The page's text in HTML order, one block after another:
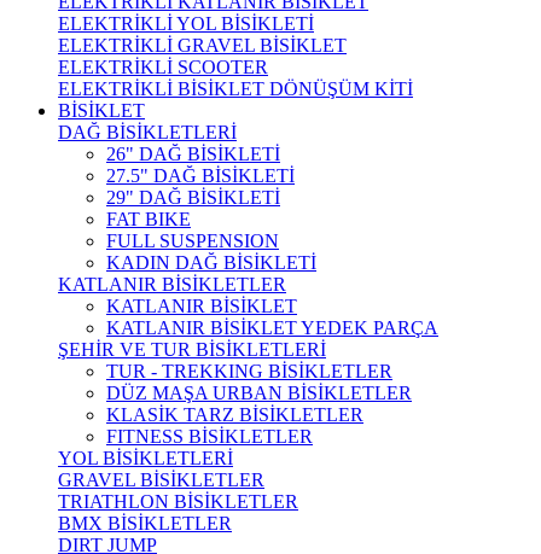
ELEKTRİKLİ YOL BİSİKLETİ
ELEKTRİKLİ GRAVEL BİSİKLET
ELEKTRİKLİ SCOOTER
ELEKTRİKLİ BİSİKLET DÖNÜŞÜM KİTİ
BİSİKLET
DAĞ BİSİKLETLERİ
26" DAĞ BİSİKLETİ
27.5" DAĞ BİSİKLETİ
29" DAĞ BİSİKLETİ
FAT BIKE
FULL SUSPENSION
KADIN DAĞ BİSİKLETİ
KATLANIR BİSİKLETLER
KATLANIR BİSİKLET
KATLANIR BİSİKLET YEDEK PARÇA
ŞEHİR VE TUR BİSİKLETLERİ
TUR - TREKKING BİSİKLETLER
DÜZ MAŞA URBAN BİSİKLETLER
KLASİK TARZ BİSİKLETLER
FITNESS BİSİKLETLER
YOL BİSİKLETLERİ
GRAVEL BİSİKLETLER
TRIATHLON BİSİKLETLER
BMX BİSİKLETLER
DIRT JUMP